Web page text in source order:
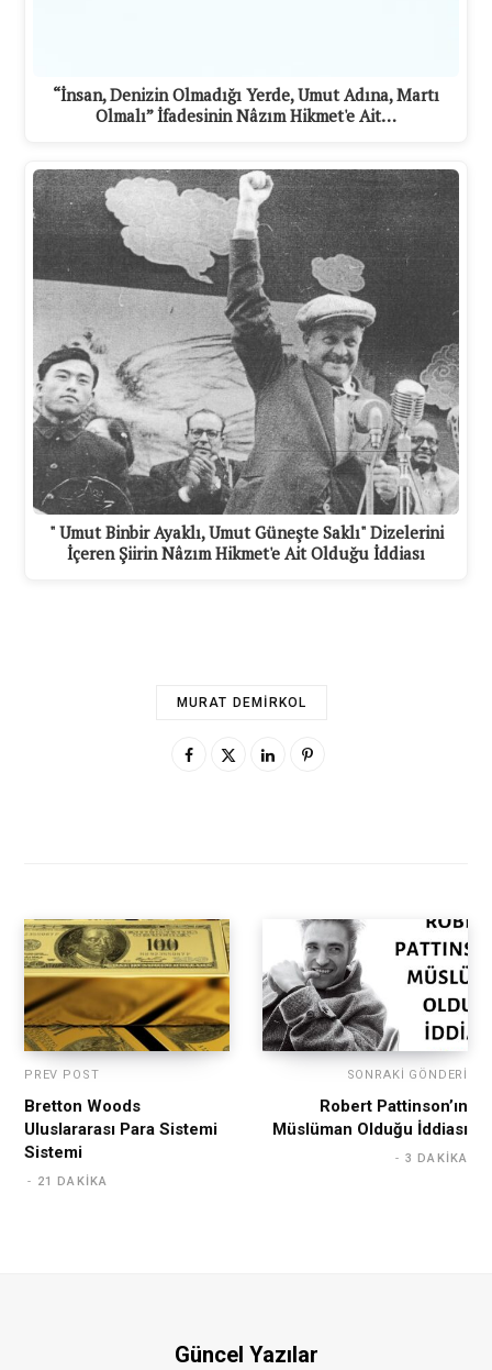
“İnsan, Denizin Olmadığı Yerde, Umut Adına, Martı
Olmalı” İfadesinin Nâzım Hikmet'e Ait…
" Umut Binbir Ayaklı, Umut Güneşte Saklı" Dizelerini
İçeren Şiirin Nâzım Hikmet'e Ait Olduğu İddiası
MURAT DEMIRKOL
PREV POST
Bretton Woods
Uluslararası Para Sistemi
Sistemi
21 DAKIKA
SONRAKI GÖNDERI
Robert Pattinson’ın
Müslüman Olduğu İddiası
3 DAKIKA
Güncel Yazılar